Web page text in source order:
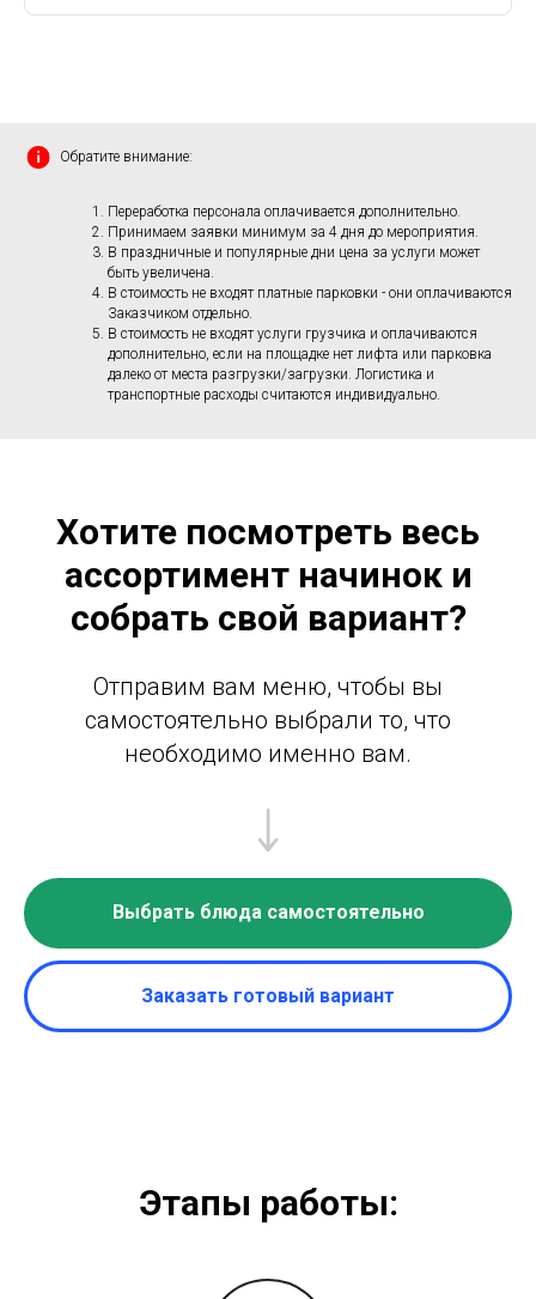
Обратите внимание:
Переработка персонала оплачивается дополнительно.
Принимаем заявки минимум за 4 дня до мероприятия.
В праздничные и популярные дни цена за услуги может
быть увеличена.
В стоимость не входят платные парковки - они оплачиваются
Заказчиком отдельно.
В стоимость не входят услуги грузчика и оплачиваются
дополнительно, если на площадке нет лифта или парковка
далеко от места разгрузки/загрузки. Логистика и
транспортные расходы считаются индивидуально.
Хотите посмотреть весь
ассортимент начинок и
собрать свой вариант?
Отправим вам меню, чтобы вы
самостоятельно выбрали то, что
необходимо именно вам.
Выбрать блюда самостоятельно
Заказать готовый вариант
Этапы работы: